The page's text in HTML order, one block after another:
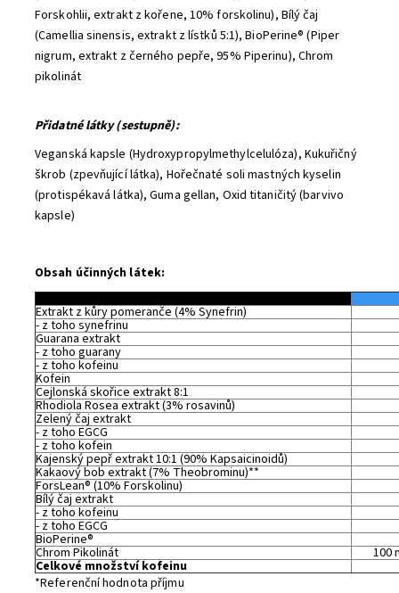
Forskohlii, extrakt z kořene, 10% forskolinu), Bílý čaj
(Camellia sinensis, extrakt z lístků 5:1), BioPerine® (Piper
nigrum, extrakt z černého pepře, 95% Piperinu), Chrom
pikolinát
Přidatné látky (sestupně):
Veganská kapsle (Hydroxypropylmethylcelulóza), Kukuřičný
škrob (zpevňující látka), Hořečnaté soli mastných kyselin
(protispékavá látka), Guma gellan, Oxid titaničitý (barvivo
kapsle)
Obsah účinných látek:
Extrakt z kůry pomeranče (4% Synefrin)
-z toho synefrinu
Guarana extrakt
-z toho guarany
-z toho kofeinu
Kofein
Cejlonská skořice extrakt 8:1
Rhodiola Rosea extrakt (3% rosavinů)
Zelený čaj extrakt
- z toho EGCG
- z toho kofein
Kajenský pepř extrakt 10:1 (90% Kapsaicinoidů)
Kakaový bob extrakt (7% Theobrominu)**
ForsLean® (10% Forskolinu)
Bílý čaj extrakt
- z toho kofeinu
- z toho EGCG
BioPerine®
Chrom Pikolinát 100
Celkové množství kofeinu
*Referenční hodnota příjmu